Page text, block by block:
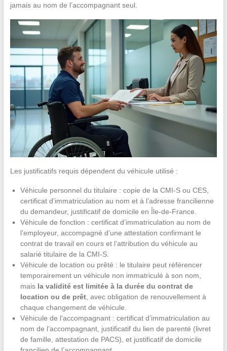
jamais au nom de l’accompagnant seul.
Les justificatifs requis dépendent du véhicule utilisé :
Véhicule personnel du titulaire : copie de la CMI-S ou CES,
certificat d’immatriculation au nom et à l’adresse francilienne
du demandeur, justificatif de domicile en Île-de-France.
Véhicule de fonction : certificat d’immatriculation au nom de
l’employeur, accompagné d’une attestation confirmant le
contrat de travail en cours et l’attribution du véhicule au
salarié titulaire de la CMI-S.
Véhicule de location ou prêté : le titulaire peut référencer
temporairement un véhicule non immatriculé à son nom,
mais la validité est limitée à la durée du contrat de
location ou de prêt, avec obligation de renouvellement à
chaque changement de véhicule.
Véhicule de l’accompagnant : certificat d’immatriculation au
nom de l’accompagnant, justificatif du lien de parenté (livret
de famille, attestation de PACS), et justificatif de domicile